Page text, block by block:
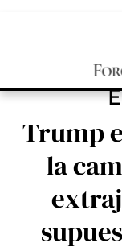
Trump
la